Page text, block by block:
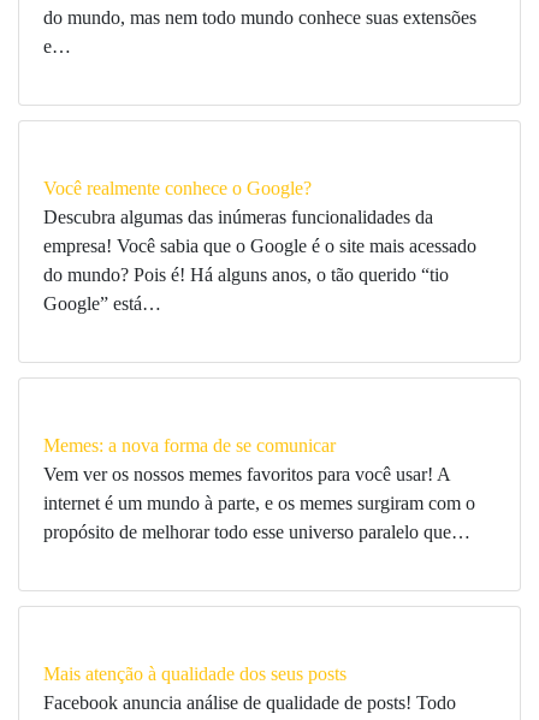
do mundo, mas nem todo mundo conhece suas extensões
e…
Você realmente conhece o Google?
Descubra algumas das inúmeras funcionalidades da
empresa! Você sabia que o Google é o site mais acessado
do mundo? Pois é! Há alguns anos, o tão querido “tio
Google” está…
Memes: a nova forma de se comunicar
Vem ver os nossos memes favoritos para você usar! A
internet é um mundo à parte, e os memes surgiram com o
propósito de melhorar todo esse universo paralelo que…
Mais atenção à qualidade dos seus posts
Facebook anuncia análise de qualidade de posts! Todo